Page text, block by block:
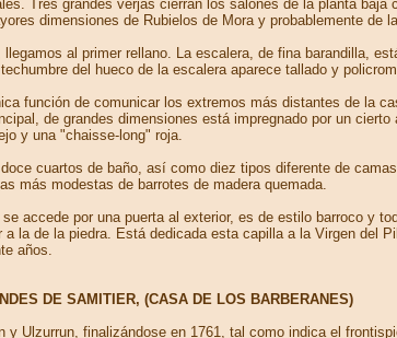
Tres grandes verjas cierran los salones de la planta
dimensiones de Rubielos de Mora y probablemente de
al primer rellano. La escalera, de fina barandilla,
del hueco de la escalera aparece tallado y
función de comunicar los extremos más distantes de la
de grandes dimensiones está impregnado por un
y una "chaisse-long" roja.
cuartos de baño, así como diez tipos diferente de
más modestas de barrotes de madera quemada.
accede por una puerta al exterior, es de estilo barroco y
la de la piedra. Está dedicada esta capilla a la Virgen del
años.
DE SAMITIER, (CASA DE LOS BARBERANES)
y Ulzurrun, finalizándose en 1761, tal como indica el